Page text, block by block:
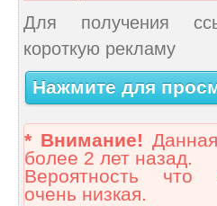
Для получения
короткую рекламу
Нажмите для
* Внимание!
более 2 лет назад.
Вероятность что
очень низкая.